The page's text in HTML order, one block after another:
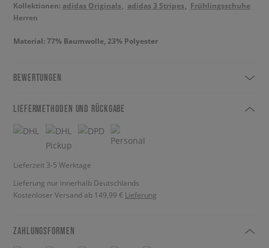
Kollektionen: adidas Originals adidas 3 Stripes
Frühlingsschuhe
Herren
Material: 77% Baumwolle, 23% Polyester
BEWERTUNGEN
LIEFERMETHODEN UND RÜCKGABE
Lieferzeit 3-5 Werktage
Lieferung nur innerhalb Deutschlands
Kostenloser Versand ab 149,99 € Lieferung
ZAHLUNGSFORMEN